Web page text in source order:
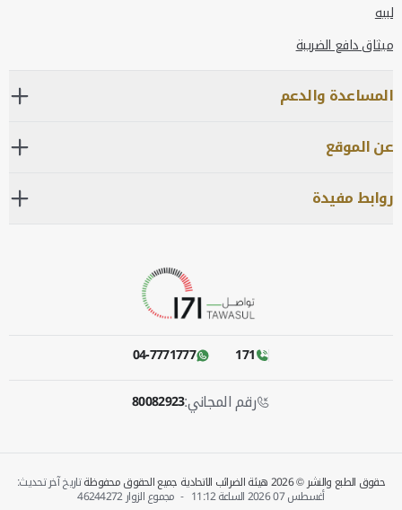
لبيه
ميثاق دافع الضريبة
المساعدة والدعم
عن الموقع
روابط مفيدة
171
04-7771777
رقم المجاني:80082923
حقوق الطبع والنشر © 2026 هيئة الضرائب الاتحادية جميع الحقوق محفوظة تاريخ آخر تحديث:
أغسطس 07 2026 الساعة‎ 11:12
- مجموع الزوار46244272